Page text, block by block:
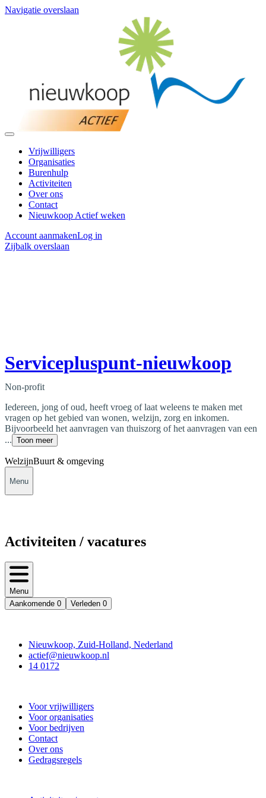
Navigatie overslaan
Vrijwilligers
Organisaties
Burenhulp
Activiteiten
Over ons
Contact
Nieuwkoop Actief weken
Account aanmakenLog in
Zijbalk overslaan
Servicepluspunt-nieuwkoop
Non-profit
Iedereen, jong of oud, heeft vroeg of laat weleens te maken met
vragen op het gebied van wonen, welzijn, zorg en inkomen.
Bijvoorbeeld het aanvragen van thuiszorg of het aanvragen van een
... Toon meer
WelzijnBuurt & omgeving
Menu
Activiteiten / vacatures
Menu
Aankomende 0 Verleden 0
Nieuwkoop, Zuid-Holland, Nederland
actief@nieuwkoop.nl
14 0172
Voor vrijwilligers
Voor organisaties
Voor bedrijven
Contact
Over ons
Gedragsregels